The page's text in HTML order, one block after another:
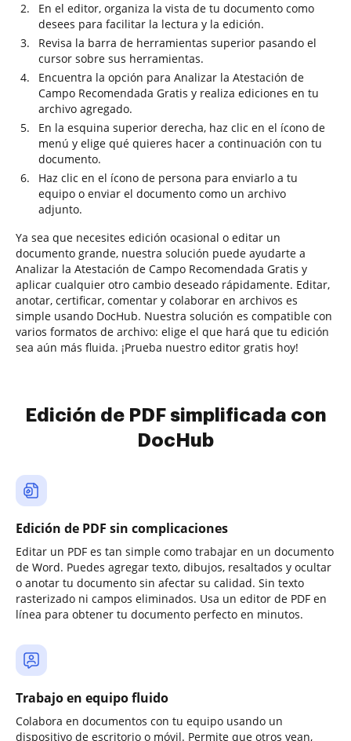
En el editor, organiza la vista de tu documento como
desees para facilitar la lectura y la edición.
Revisa la barra de herramientas superior pasando el
cursor sobre sus herramientas.
Encuentra la opción para Analizar la Atestación de
Campo Recomendada Gratis y realiza ediciones en tu
archivo agregado.
En la esquina superior derecha, haz clic en el ícono de
menú y elige qué quieres hacer a continuación con tu
documento.
Haz clic en el ícono de persona para enviarlo a tu
equipo o enviar el documento como un archivo
adjunto.
Ya sea que necesites edición ocasional o editar un
documento grande, nuestra solución puede ayudarte a
Analizar la Atestación de Campo Recomendada Gratis y
aplicar cualquier otro cambio deseado rápidamente. Editar,
anotar, certificar, comentar y colaborar en archivos es
simple usando DocHub. Nuestra solución es compatible con
varios formatos de archivo: elige el que hará que tu edición
sea aún más fluida. ¡Prueba nuestro editor gratis hoy!
Edición de PDF simplificada con
DocHub
Edición de PDF sin complicaciones
Editar un PDF es tan simple como trabajar en un documento
de Word. Puedes agregar texto, dibujos, resaltados y ocultar
o anotar tu documento sin afectar su calidad. Sin texto
rasterizado ni campos eliminados. Usa un editor de PDF en
línea para obtener tu documento perfecto en minutos.
Trabajo en equipo fluido
Colabora en documentos con tu equipo usando un
dispositivo de escritorio o móvil. Permite que otros vean,